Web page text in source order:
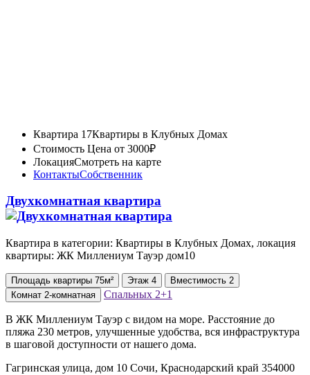
Квартира 17Квартиры в Клубных Домах
Стоимость Цена от 3000₽
ЛокацияСмотреть на карте
КонтактыСобственник
Двухкомнатная квартира
Квартира в категории: Квартиры в Клубных Домах, локация
квартиры: ЖК Миллениум Тауэр дом10
Площадь квартиры 75м² Этаж 4 Вместимость 2
Комнат 2-комнатная Спальных 2+1
В ЖК Миллениум Тауэр с видом на море. Расстояние до
пляжа 230 метров, улучшенные удобства, вся инфраструктура
в шаговой доступности от нашего дома.
Гагринская улица, дом 10 Сочи, Краснодарский край 354000